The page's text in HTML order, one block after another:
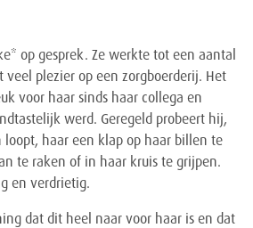
op gesprek. Ze werkte tot een aantal
veel plezier op een zorgboerderij. Het
voor haar sinds haar collega en
werd. Geregeld probeert hij,
loopt, haar een klap op haar billen te
te raken of in haar kruis te grijpen.
en verdrietig.
dat dit heel naar voor haar is en dat